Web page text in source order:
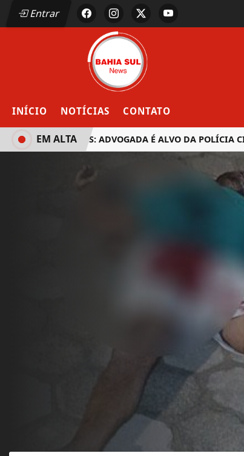
Entrar
INÍCIO NOTÍCIAS CONTATO
EUNÁPOLIS: ADVOGADA É ALVO DA POLÍCIA
EM ALTA